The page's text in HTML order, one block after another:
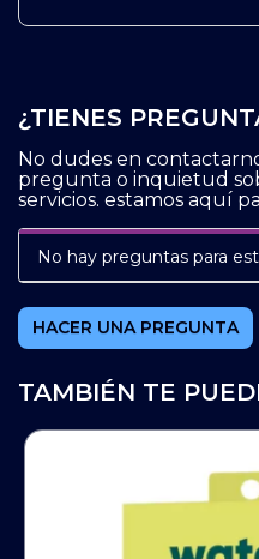
¿TIENES
No dudes en
pregunta o inquietud
servicios. estamos aquí
No hay preguntas para
HACER UNA PREGUNTA
TAMBIÉN TE